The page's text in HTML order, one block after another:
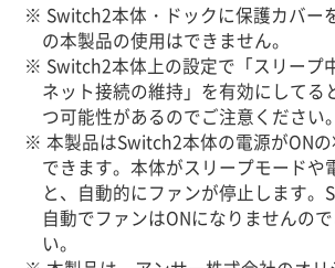
※ Switch2本体・ドックに保護カバー
の本製品の使用はできません。
※ Switch2本体上の設定で「スリープ
ネット接続の維持」を有効にしてる
つ可能性があるのでご注意ください。
※ 本製品はSwitch2本体の電源がON
できます。本体がスリープモードや
と、自動的にファンが停止します。
自動でファンはONになりませんの
い。